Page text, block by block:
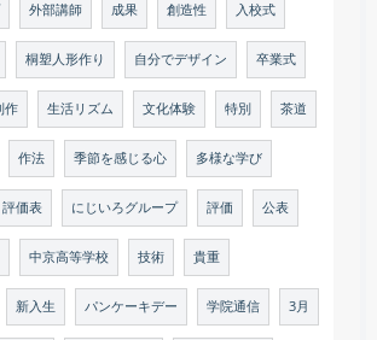
外部講師 成果 創造性 入校式
桐塑人形作り 自分でデザイン 卒業式
作 生活リズム 文化体験 特別 茶道
作法 季節を感じる心 多様な学び
評価表 にじいろグループ 評価 公表
中京高等学校 技術 貴重
新入生 パンケーキデー 学院通信 3月